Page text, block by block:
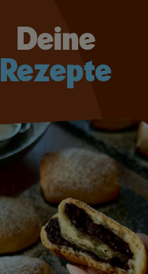
Deine
Rezepte